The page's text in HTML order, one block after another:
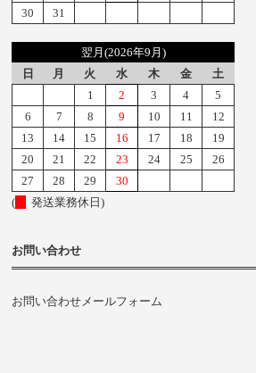
30
31
翌月(2026年9月)
日
月 火 水 木 金
土
1
2 3 4
5
6
7 8 9 10 11
12
13
14 15 16 17 18
19
20
21 22 23 24 25
26
27
28 29
30
(
発送業務休日)
お問い合わせ
お問い合わせメールフォーム